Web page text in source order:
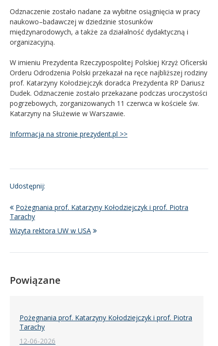
Odznaczenie zostało nadane za wybitne osiągnięcia w pracy
naukowo–badawczej w dziedzinie stosunków
międzynarodowych, a także za działalność dydaktyczną i
organizacyjną.
W imieniu Prezydenta Rzeczypospolitej Polskiej Krzyż Oficerski
Orderu Odrodzenia Polski przekazał na ręce najbliższej rodziny
prof. Katarzyny Kołodziejczyk doradca Prezydenta RP Dariusz
Dudek. Odznaczenie zostało przekazane podczas uroczystości
pogrzebowych, zorganizowanych 11 czerwca w kościele św.
Katarzyny na Służewie w Warszawie.
Informacja na stronie prezydent.pl >>
Udostępnij:
Pożegnania prof. Katarzyny Kołodziejczyk i prof. Piotra
Tarachy
Wizyta rektora UW w USA
Powiązane
Pożegnania prof. Katarzyny Kołodziejczyk i prof. Piotra
Tarachy
12-06-2026